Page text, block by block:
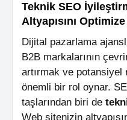
Teknik SEO
Altyapısını
Dijital pazarlama
B2B markalarının
artırmak ve
önemli bir rol oynar.
taşlarından biri de
Web sitenizin